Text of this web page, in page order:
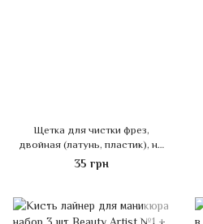
Щетка для чистки фрез,
двойная (латунь, пластик), на
липкой основе
35 грн